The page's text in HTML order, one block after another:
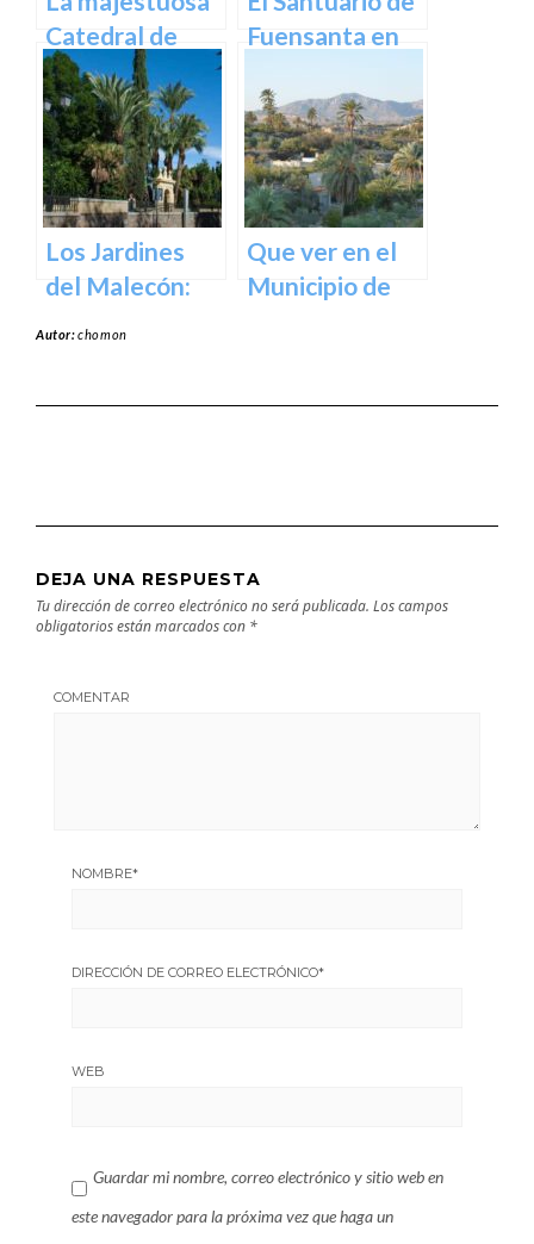
Catedral de
Murcia: un
tesoro
arquitectónico
y cultural
Fuensanta en
Lugar de
Devoción y
Belleza Natural
Los Jardines
del Malecón:
Que ver en el
Municipio de
Autor:chomon
DEJA UNA RESPUESTA
Tu dirección de correo electrónico no será publicada. Los campos
obligatorios están marcados con *
COMENTAR
NOMBRE*
DIRECCIÓN DE CORREO ELECTRÓNICO*
WEB
Guardar mi nombre, correo electrónico y sitio web en
este navegador para la próxima vez que haga un